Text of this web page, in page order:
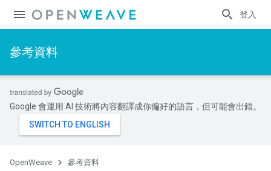
登入
參考資料
Google 會運用 AI 技術將內容翻譯成你偏好的語言，但可能會出錯。
OpenWeave 參考資料